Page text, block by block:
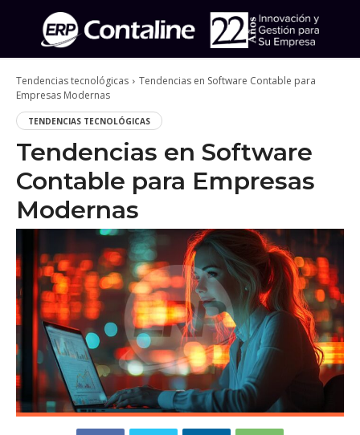
Tendencias tecnológicas
Tendencias en Software Contable para
Empresas Modernas
TENDENCIAS TECNOLÓGICAS
Tendencias en Software
Contable para Empresas
Modernas